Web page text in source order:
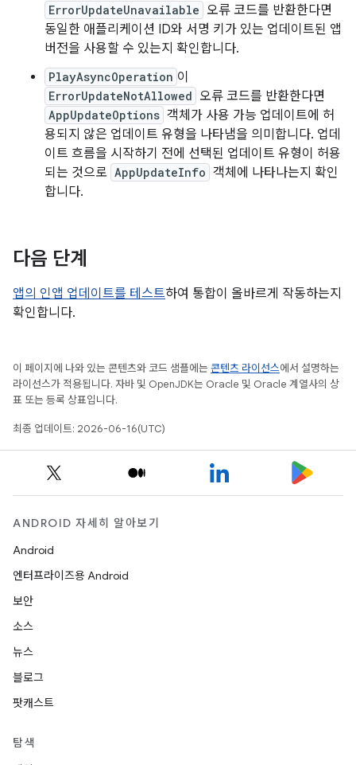
ErrorUpdateUnavailable 오류 코드를 반환한다면
동일한 애플리케이션 ID와 서명 키가 있는 업데이트된 앱
버전을 사용할 수 있는지 확인합니다.
PlayAsyncOperation 이
ErrorUpdateNotAllowed 오류 코드를 반환한다면
AppUpdateOptions 객체가 사용 가능 업데이트에 허
용되지 않은 업데이트 유형을 나타냄을 의미합니다. 업데
이트 흐름을 시작하기 전에 선택된 업데이트 유형이 허용
되는 것으로 AppUpdateInfo 객체에 나타나는지 확인
합니다.
다음 단계
앱의 인앱 업데이트를 테스트하여 통합이 올바르게 작동하는지
확인합니다.
이 페이지에 나와 있는 콘텐츠와 코드 샘플에는 콘텐츠 라이선스에서 설명하는
라이선스가 적용됩니다. 자바 및 OpenJDK는 Oracle 및 Oracle 계열사의 상
표 또는 등록 상표입니다.
최종 업데이트: 2026-06-16(UTC)
ANDROID 자세히 알아보기
Android
엔터프라이즈용 Android
보안
소스
뉴스
블로그
팟캐스트
탐색